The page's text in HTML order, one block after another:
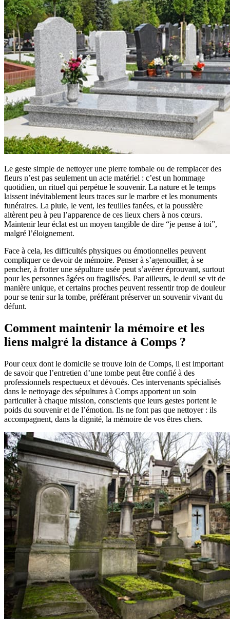
Le geste simple de nettoyer une pierre tombale ou de remplacer des
fleurs n’est pas seulement un acte matériel : c’est un hommage
quotidien, un rituel qui perpétue le souvenir. La nature et le temps
laissent inévitablement leurs traces sur le marbre et les monuments
funéraires. La pluie, le vent, les feuilles fanées, et la poussière
altèrent peu à peu l’apparence de ces lieux chers à nos cœurs.
Maintenir leur éclat est un moyen tangible de dire “je pense à toi”,
malgré l’éloignement.
Face à cela, les difficultés physiques ou émotionnelles peuvent
compliquer ce devoir de mémoire. Penser à s’agenouiller, à se
pencher, à frotter une sépulture usée peut s’avérer éprouvant, surtout
pour les personnes âgées ou fragilisées. Par ailleurs, le deuil se vit de
manière unique, et certains proches peuvent ressentir trop de douleur
pour se tenir sur la tombe, préférant préserver un souvenir vivant du
défunt.
Comment maintenir la mémoire et les
liens malgré la distance à Comps ?
Pour ceux dont le domicile se trouve loin de Comps, il est important
de savoir que l’entretien d’une tombe peut être confié à des
professionnels respectueux et dévoués. Ces intervenants spécialisés
dans le nettoyage des sépultures à Comps apportent un soin
particulier à chaque mission, conscients que leurs gestes portent le
poids du souvenir et de l’émotion. Ils ne font pas que nettoyer : ils
accompagnent, dans la dignité, la mémoire de vos êtres chers.